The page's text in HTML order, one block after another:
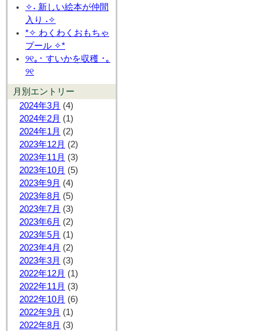
✧˖ 新しい絵本が仲間
入り ˖✧
*✧ わくわくおもちゃ
プール ✧*
୨୧｡･ すいかを収穫 ･｡
୨୧
月別エントリー
2024年3月 (4)
2024年2月 (1)
2024年1月 (2)
2023年12月 (2)
2023年11月 (3)
2023年10月 (5)
2023年9月 (4)
2023年8月 (5)
2023年7月 (3)
2023年6月 (2)
2023年5月 (1)
2023年4月 (2)
2023年3月 (3)
2022年12月 (1)
2022年11月 (3)
2022年10月 (6)
2022年9月 (1)
2022年8月 (3)